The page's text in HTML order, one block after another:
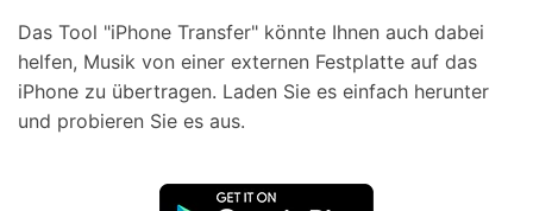
Das Tool "iPhone Transfer" könnte Ihnen auch dabei
helfen, Musik von einer externen Festplatte auf das
iPhone zu übertragen. Laden Sie es einfach herunter
und probieren Sie es aus.